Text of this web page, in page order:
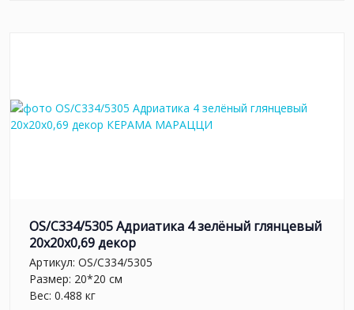
OS/C334/5305 Адриатика 4 зелёный глянцевый
20x20x0,69 декор
Артикул: OS/C334/5305
Размер: 20*20 см
Вес: 0.488 кг